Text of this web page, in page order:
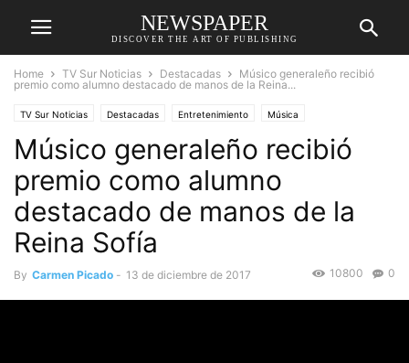
NEWSPAPER
DISCOVER THE ART OF PUBLISHING
Home TV Sur Noticias Destacadas
Músico generaleño recibió
premio como alumno destacado de manos de la Reina...
TV Sur Noticias Destacadas Entretenimiento Música
Músico generaleño recibió
premio como alumno
destacado de manos de la
Reina Sofía
By Carmen Picado - 13 de diciembre de 2017 0
10800